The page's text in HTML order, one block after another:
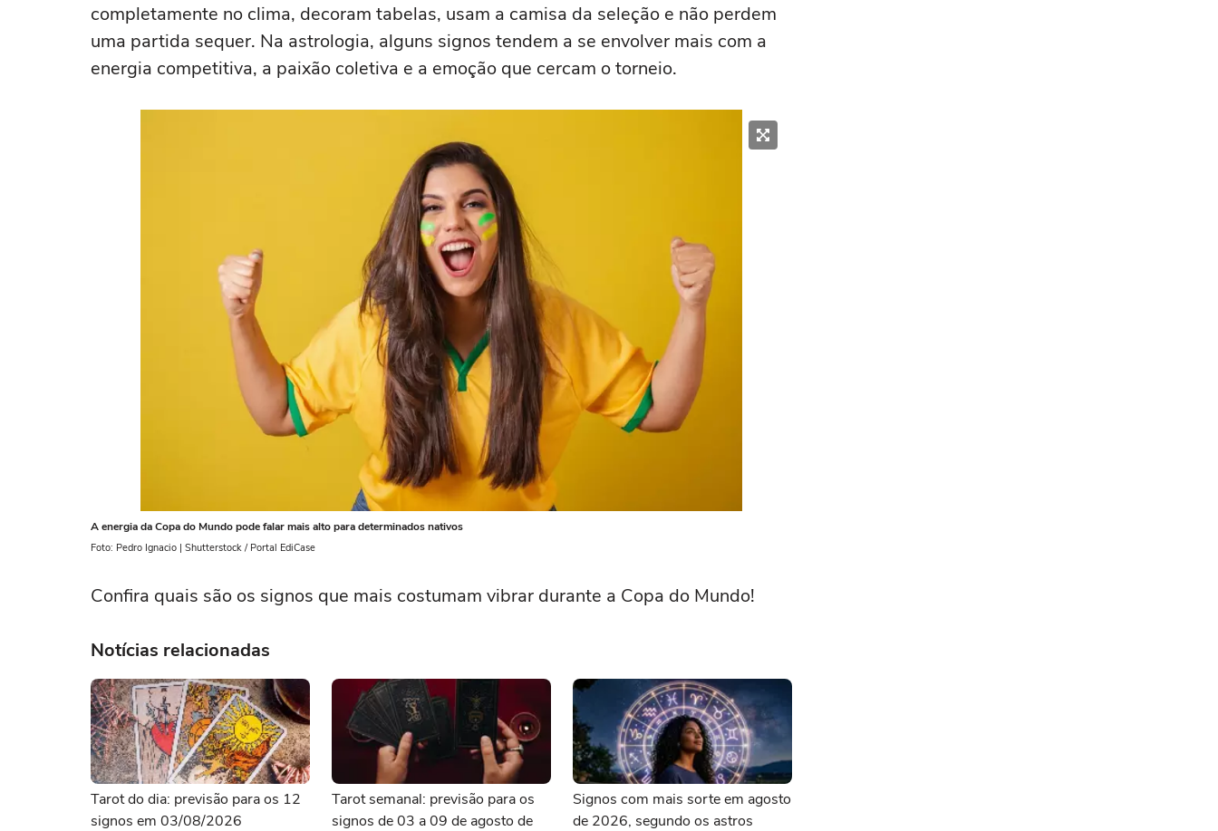
completamente no clima, decoram tabelas, usam a camisa da seleção e não perdem
uma partida sequer. Na astrologia, alguns signos tendem a se envolver mais com a
energia competitiva, a paixão coletiva e a emoção que cercam o torneio.
A energia da Copa do Mundo pode falar mais alto para determinados nativos
Foto: Pedro Ignacio | Shutterstock / Portal EdiCase
Confira quais são os signos que mais costumam vibrar durante a Copa do Mundo!
Notícias relacionadas
Tarot do dia: previsão para os 12
signos em 03/08/2026
Tarot semanal: previsão para os
signos de 03 a 09 de agosto de
Signos com mais sorte em agosto
de 2026, segundo os astros